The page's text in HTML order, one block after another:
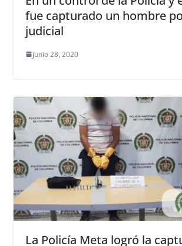
fue capturado un hombre
judicial
junio 28, 2020
La Policía Meta logró la